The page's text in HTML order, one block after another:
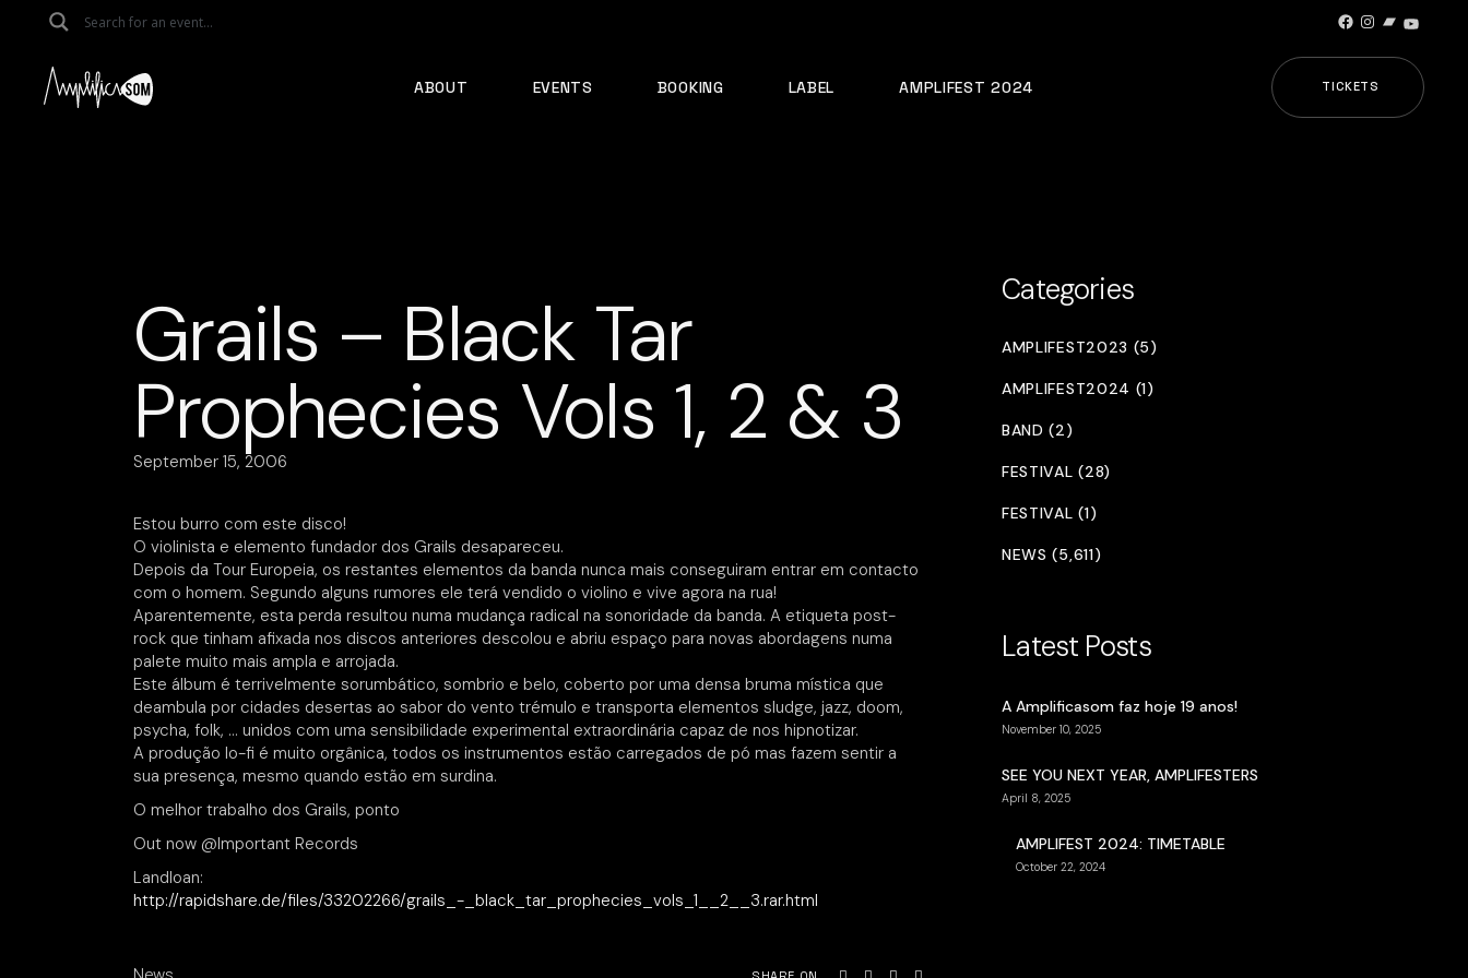
Facebook
Instagram
Bandcamp
ABOUT EVENTS BOOKING LABEL AMPLIFEST 2024 TICKETS
Grails – Black Tar
Prophecies Vols 1, 2 & 3
September 15, 2006
Estou burro com este disco!
O violinista e elemento fundador dos Grails desapareceu.
Depois da Tour Europeia, os restantes elementos da banda nunca mais conseguiram entrar em contacto
com o homem. Segundo alguns rumores ele terá vendido o violino e vive agora na rua!
Aparentemente, esta perda resultou numa mudança radical na sonoridade da banda. A etiqueta post-
rock que tinham afixada nos discos anteriores descolou e abriu espaço para novas abordagens numa
palete muito mais ampla e arrojada.
Este álbum é terrivelmente sorumbático, sombrio e belo, coberto por uma densa bruma mística que
deambula por cidades desertas ao sabor do vento trémulo e transporta elementos sludge, jazz, doom,
psycha, folk, … unidos com uma sensibilidade experimental extraordinária capaz de nos hipnotizar.
A produção lo-fi é muito orgânica, todos os instrumentos estão carregados de pó mas fazem sentir a
sua presença, mesmo quando estão em surdina.
O melhor trabalho dos Grails, ponto
Out now @Important Records
Landloan:
http://rapidshare.de/files/33202266/grails_-_black_tar_prophecies_vols_1__2__3.rar.html
Categories
AMPLIFEST2023 (5)
AMPLIFEST2024 (1)
BAND (2)
FESTIVAL (28)
FESTIVAL (1)
NEWS (5,611)
Latest Posts
A Amplificasom faz hoje 19 anos!
November 10, 2025
SEE YOU NEXT YEAR, AMPLIFESTERS
April 8, 2025
AMPLIFEST 2024: TIMETABLE
October 22, 2024